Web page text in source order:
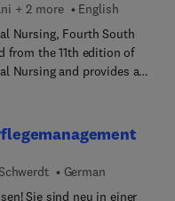
+ 2 more
English
Nursing, Fourth South
from the 11th edition of
Nursing and provides an
Content written and
in the field ensures
current, and
German
Sie sind neu in einer